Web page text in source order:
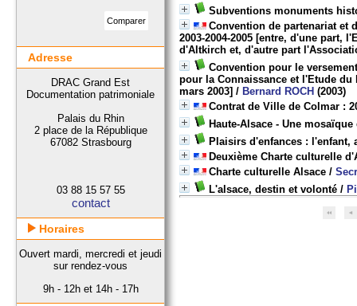
Subventions monuments
Convention de partenariat et
2003-2004-2005 [entre, d'une part,
d'Altkirch et, d'autre part
Convention pour le
pour la Connaissance et l'Etude du
mars 2003] / Bernard ROCH (2003)
Contrat de Ville de Colmar :
Haute-Alsace - Une
Plaisirs d'enfances : l'enfant,
Deuxième Charte culturelle
Charte culturelle Alsace /
L'alsace, destin et volonté /
Adresse
DRAC Grand Est
Documentation patrimoniale
Palais du Rhin
2 place de la République
67082 Strasbourg
03 88 15 57 55
contact
Horaires
Ouvert mardi, mercredi et jeudi
sur rendez-vous
9h - 12h et 14h - 17h